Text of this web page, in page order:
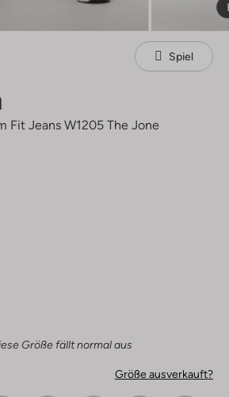
Spiel
Fit Jeans W1205 The Jone
Größe fällt normal aus
Größe ausverkauft?